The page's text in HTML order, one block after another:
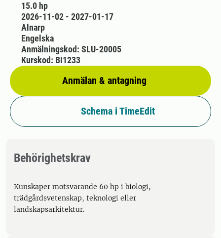
15.0 hp
2026-11-02 - 2027-01-17
Alnarp
Engelska
Anmälan & antagning
Anmälningskod: SLU-20005
Kurskod: BI1233
Schema i TimeEdit
Behörighetskrav
Kunskaper motsvarande 60 hp i biologi,
trädgårdsvetenskap, teknologi eller
landskapsarkitektur.